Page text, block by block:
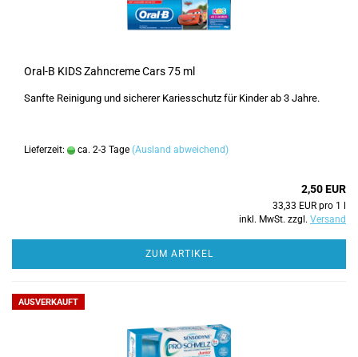
Oral-B KIDS Zahncreme Cars 75 ml
Sanfte Reinigung und sicherer Kariesschutz für Kinder ab 3 Jahre.
Lieferzeit: ca. 2-3 Tage (Ausland abweichend)
2,50 EUR
33,33 EUR pro 1 l
inkl. MwSt. zzgl. Versand
ZUM ARTIKEL
AUSVERKAUFT